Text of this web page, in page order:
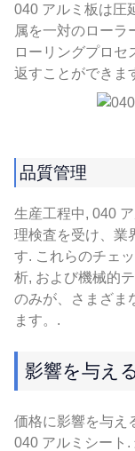
040 アルミ板は圧
属を一対のローラ
ローリングプロセ
返すことができま
品質管理
生産工程中, 040
理検査を受け、業
す. これらのチェ
析, および機械的
のみが、さまざま
ます。.
影響を与え
価格に影響を与え
040 アルミシート